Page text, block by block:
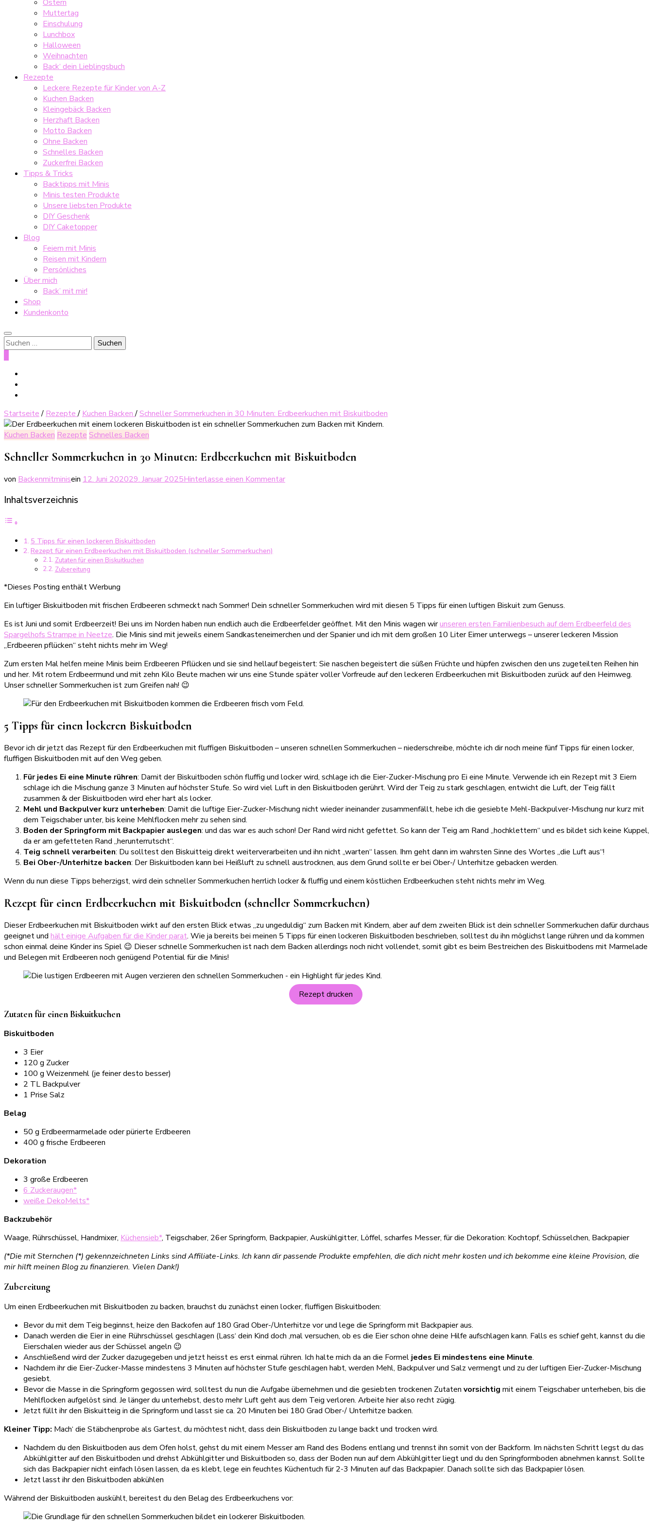
Ostern
Muttertag
Einschulung
Lunchbox
Halloween
Weihnachten
Back‘ dein Lieblingsbuch
Rezepte
Leckere Rezepte für Kinder von A-Z
Kuchen Backen
Kleingebäck Backen
Herzhaft Backen
Motto Backen
Ohne Backen
Schnelles Backen
Zuckerfrei Backen
Tipps & Tricks
Backtipps mit Minis
Minis testen Produkte
Unsere liebsten Produkte
DIY Geschenk
DIY Caketopper
Blog
Feiern mit Minis
Reisen mit Kindern
Persönliches
Über mich
Back’ mit mir!
Shop
Kundenkonto
Suche
nach:
Startseite / Rezepte/ Kuchen Backen/Schneller Sommerkuchen in 30 Minuten: Erdbeerkuchen mit Biskuitboden
Kuchen Backen Rezepte Schnelles Backen
Schneller Sommerkuchen in 30 Minuten: Erdbeerkuchen mit Biskuitboden
von Backenmitminisein 12. Juni 202029. Januar 2025Hinterlasse einen Kommentarzu
Inhaltsverzeichnis
5 Tipps für einen lockeren Biskuitboden
Rezept für einen Erdbeerkuchen mit Biskuitboden (schneller Sommerkuchen)
Zutaten für einen Biskuitkuchen
Zubereitung
*Dieses Posting enthält Werbung
Ein luftiger Biskuitboden mit frischen Erdbeeren schmeckt nach Sommer! Dein schneller Sommerkuchen wird mit diesen 5 Tipps für einen luftigen Biskuit zum Genuss.
Es ist Juni und somit Erdbeerzeit! Bei uns im Norden haben nun endlich auch die Erdbeerfelder geöffnet. Mit den Minis wagen wirunseren ersten Familienbesuch auf dem Erdbeerfeld des
Spargelhofs Strampe in Neetze. Die Minis sind mit jeweils einem Sandkasteneimerchen und der Spanier und ich mit dem großen 10 Liter Eimer unterwegs – unserer leckeren Mission
„Erdbeeren pflücken“ steht nichts mehr im Weg!
Zum ersten Mal helfen meine Minis beim Erdbeeren Pflücken und sie sind hellauf begeistert: Sie naschen begeistert die süßen Früchte und hüpfen zwischen den uns zugeteilten Reihen hin
und her. Mit rotem Erdbeermund und mit zehn Kilo Beute machen wir uns eine Stunde später voller Vorfreude auf den leckeren Erdbeerkuchen mit Biskuitboden zurück auf den Heimweg.
Unser schneller Sommerkuchen ist zum Greifen nah! 😉
5 Tipps für einen lockeren Biskuitboden
Bevor ich dir jetzt das Rezept für den Erdbeerkuchen mit fluffigen Biskuitboden – unseren schnellen Sommerkuchen – niederschreibe, möchte ich dir noch meine fünf Tipps für einen locker,
fluffigen Biskuitboden mit auf den Weg geben.
Für jedes Ei eine Minute rühren: Damit der Biskuitboden schön fluffig und locker wird, schlage ich die Eier-Zucker-Mischung pro Ei eine Minute. Verwende ich ein Rezept mit 3 Eiern
schlage ich die Mischung ganze 3 Minuten auf höchster Stufe. So wird viel Luft in den Biskuitboden gerührt. Wird der Teig zu stark geschlagen, entwicht die Luft, der Teig fällt
zusammen & der Biskuitboden wird eher hart als locker.
Mehl und Backpulver kurz unterheben: Damit die luftige Eier-Zucker-Mischung nicht wieder ineinander zusammenfällt, hebe ich die gesiebte Mehl-Backpulver-Mischung nur kurz mit
dem Teigschaber unter, bis keine Mehlflocken mehr zu sehen sind.
Boden der Springform mit Backpapier auslegen: und das war es auch schon! Der Rand wird nicht gefettet. So kann der Teig am Rand „hochklettern“ und es bildet sich keine Kuppel,
da er am gefetteten Rand „herunterrutscht“.
Teig schnell verarbeiten: Du solltest den Biskuitteig direkt weiterverarbeiten und ihn nicht „warten“ lassen. Ihm geht dann im wahrsten Sinne des Wortes „die Luft aus“!
Bei Ober-/Unterhitze backen: Der Biskuitboden kann bei Heißluft zu schnell austrocknen, aus dem Grund sollte er bei Ober-/ Unterhitze gebacken werden.
Wenn du nun diese Tipps beherzigst, wird dein schneller Sommerkuchen herrlich locker & fluffig und einem köstlichen Erdbeerkuchen steht nichts mehr im Weg.
Rezept für einen Erdbeerkuchen mit Biskuitboden (schneller Sommerkuchen)
Dieser Erdbeerkuchen mit Biskuitboden wirkt auf den ersten Blick etwas „zu ungeduldig“ zum Backen mit Kindern, aber auf dem zweiten Blick ist dein schneller Sommerkuchen dafür durchaus
geeignet und hält einige Aufgaben für die Kinder parat. Wie ja bereits bei meinen 5 Tipps für einen lockeren Biskuitboden beschrieben, solltest du ihn möglichst lange rühren und da kommen
schon einmal deine Kinder ins Spiel 😉 Dieser schnelle Sommerkuchen ist nach dem Backen allerdings noch nicht vollendet, somit gibt es beim Bestreichen des Biskuitbodens mit Marmelade
und Belegen mit Erdbeeren noch genügend Potential für die Minis!
Rezept drucken
Zutaten für einen Biskuitkuchen
Biskuitboden
3 Eier
120 g Zucker
100 g Weizenmehl (je feiner desto besser)
2 TL Backpulver
1 Prise Salz
Belag
50 g Erdbeermarmelade oder pürierte Erdbeeren
400 g frische Erdbeeren
Dekoration
3 große Erdbeeren
6 Zuckeraugen*
weiße DekoMelts*
Backzubehör
Waage, Rührschüssel, Handmixer, Küchensieb*, Teigschaber, 26er Springform, Backpapier, Auskühlgitter, Löffel, scharfes Messer, für die Dekoration: Kochtopf, Schüsselchen, Backpapier
(*Die mit Sternchen (*) gekennzeichneten Links sind Affiliate-Links. Ich kann dir passende Produkte empfehlen, die dich nicht mehr kosten und ich bekomme eine kleine Provision, die
mir hilft meinen Blog zu finanzieren. Vielen Dank!)
Zubereitung
Um einen Erdbeerkuchen mit Biskuitboden zu backen, brauchst du zunächst einen locker, fluffigen Biskuitboden:
Bevor du mit dem Teig beginnst, heize den Backofen auf 180 Grad Ober-/Unterhitze vor und lege die Springform mit Backpapier aus.
Danach werden die Eier in eine Rührschüssel geschlagen (Lass‘ dein Kind doch ‚mal versuchen, ob es die Eier schon ohne deine Hilfe aufschlagen kann. Falls es schief geht, kannst du die
Eierschalen wieder aus der Schüssel angeln 😉
Anschließend wird der Zucker dazugegeben und jetzt heisst es erst einmal rühren. Ich halte mich da an die Formel jedes Ei mindestens eine Minute.
Nachdem ihr die Eier-Zucker-Masse mindestens 3 Minuten auf höchster Stufe geschlagen habt, werden Mehl, Backpulver und Salz vermengt und zu der luftigen Eier-Zucker-Mischung
gesiebt.
Bevor die Masse in die Springform gegossen wird, solltest du nun die Aufgabe übernehmen und die gesiebten trockenen Zutaten vorsichtig mit einem Teigschaber unterheben, bis die
Mehlflocken aufgelöst sind. Je länger du unterhebst, desto mehr Luft geht aus dem Teig verloren. Arbeite hier also recht zügig.
Jetzt füllt ihr den Biskuitteig in die Springform und lasst sie ca. 20 Minuten bei 180 Grad Ober-/ Unterhitze backen.
Kleiner Tipp: Mach‘ die Stäbchenprobe als Gartest, du möchtest nicht, dass dein Biskuitboden zu lange backt und trocken wird.
Nachdem du den Biskuitboden aus dem Ofen holst, gehst du mit einem Messer am Rand des Bodens entlang und trennst ihn somit von der Backform. Im nächsten Schritt legst du das
Abkühlgitter auf den Biskuitboden und drehst Abkühlgitter und Biskuitboden so, dass der Boden nun auf dem Abkühlgitter liegt und du den Springformboden abnehmen kannst. Sollte
sich das Backpapier nicht einfach lösen lassen, da es klebt, lege ein feuchtes Küchentuch für 2-3 Minuten auf das Backpapier. Danach sollte sich das Backpapier lösen.
Jetzt lasst ihr den Biskuitboden abkühlen
Während der Biskuitboden auskühlt, bereitest du den Belag des Erdbeerkuchens vor: